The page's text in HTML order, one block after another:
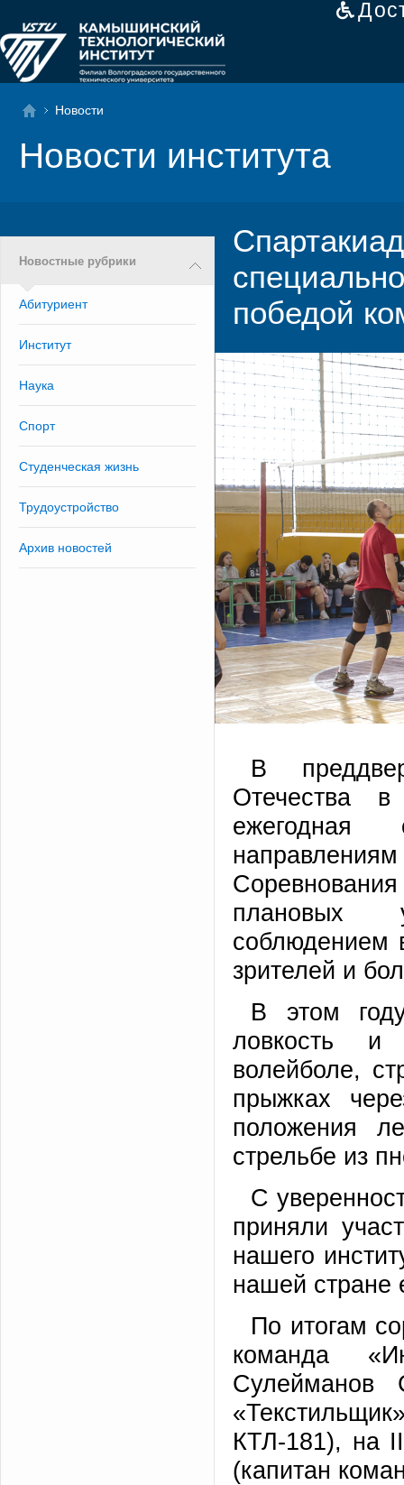
Новости
Новости института
Новостные рубрики
Абитуриент
Институт
Наука
Спорт
Студенческая жизнь
Трудоустройство
Архив новостей
победой
В
Отечества в
плановых
соблюдением
зрителей и
В этом
ловкость и
волейболе,
прыжках
положения
стрельбе из
С
приняли
нашего
нашей стране
По итогам
команда
КТЛ-181), на
(капитан